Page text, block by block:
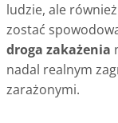
ludzie, ale
zostać
droga zakażenia
nadal realnym
zarażonymi.